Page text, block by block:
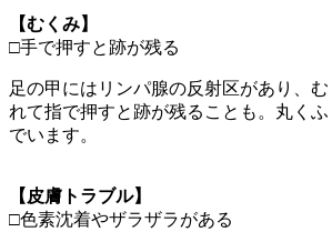
【むくみ】
□手で押すと跡が残る
足の甲にはリンパ腺の反射区があり、む
れて指で押すと跡が残ることも。丸く
でいます。
【皮膚トラブル】
□色素沈着やザラザラがある